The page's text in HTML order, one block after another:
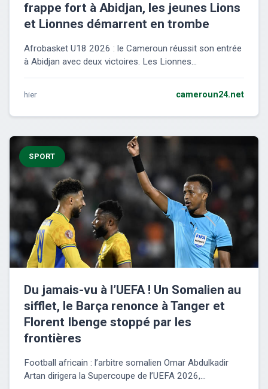
frappe fort à Abidjan, les jeunes Lions
et Lionnes démarrent en trombe
Afrobasket U18 2026 : le Cameroun réussit son entrée
à Abidjan avec deux victoires. Les Lionnes...
hier cameroun24.net
SPORT
Du jamais-vu à l’UEFA ! Un Somalien au
sifflet, le Barça renonce à Tanger et
Florent Ibenge stoppé par les
frontières
Football africain : l’arbitre somalien Omar Abdulkadir
Artan dirigera la Supercoupe de l’UEFA 2026,...